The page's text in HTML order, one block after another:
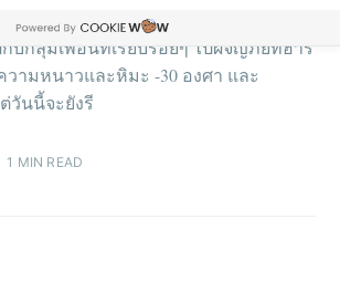
คือใคร) ถ้าอยากผจญภัย ให้ลองขึ้นรถไฟที่
กับกลุ่มเพื่อนที่เรียบร้อยๆ ไปผจญภัยที่ฮาร์
ามหนาวและหิมะ -30 องศา และ
วันนี้จะยังรี
1 MIN READ